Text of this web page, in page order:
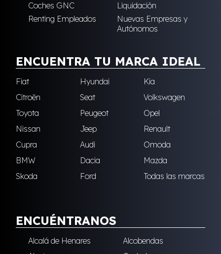
Coches GNC
Liquidación
Renting Empleados
Nuevas Empresas y
Autónomos
ENCUENTRA TU MARCA IDEAL
Fiat Hyundai
Kia
Citroën
Seat
Volkswagen
Toyota
Peugeot
Opel
Nissan
Jeep
Renault
Cupra
Audi
Omoda
BMW
Dacia
Mazda
Skoda
Ford Todas las marcas
ENCUÉNTRANOS
Alcalá de Henares
Alcobendas